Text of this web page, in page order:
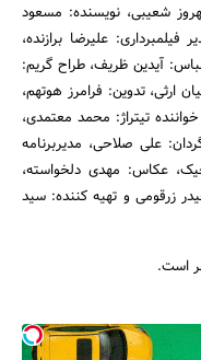
شعیبی، نویسنده: مسعود
علیرضا برازنده،
آیدین ظریف، طراح گریم:
ارثی، تدوین: فرامرز هوتهم،
تیتراژ: محمد معتمدی،
علی صلاحی، مدیربرنامه
عکاس: مهدی دلخواسته،
زرقومی و تهیه کننده: سید
است.